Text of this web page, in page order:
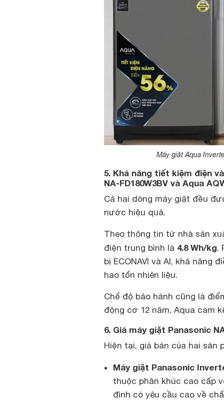
Máy giặt Aqua
5. Khả năng tiết kiệm điện
NA-FD180W3BV và Aqua
Cả hai dòng máy giặt đều
nước hiệu quả.
Theo thông tin từ nhà sản
điện trung bình là 4.8 Wh/kg.
bị ECONAVI và AI, khả năng
hao tốn nhiên liệu.
Chế độ bảo hành cũng là
động cơ 12 năm, Aqua cam
6. Giá máy giặt Panasonic
Hiện tại, giá bán của hai sản
Máy giặt Panasonic
thuộc phân khúc cao cấp
đình có yêu cầu cao về